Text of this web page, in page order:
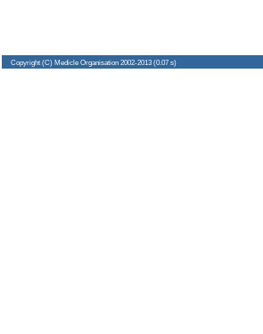
Copyright (C) Medicle Organisation 2002-2013 (0.07 s)